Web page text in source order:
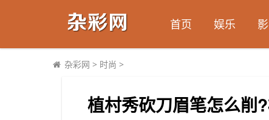
首页 娱乐
杂彩网 > 时尚 >
植村秀砍刀眉笔怎么削